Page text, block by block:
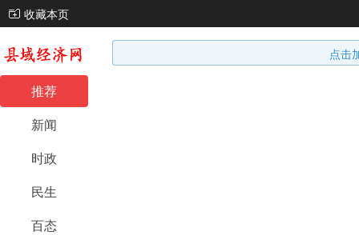
收藏本页
推荐
新闻
时政
民生
百态
点击